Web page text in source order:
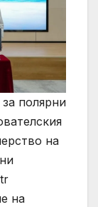
полярни
на
на